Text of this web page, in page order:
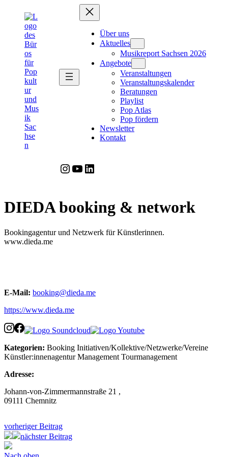
springen
Über uns
Aktuelles
Musikreport Sachsen 2026
Angebote
Veranstaltungen
Veranstaltungskalender
Beratungen
Playlist
Pop Atlas
Pop fördern
Newsletter
Kontakt
Instagram YouTube LinkedIn
DIEDA booking & network
Bookingagentur und Netzwerk für Künstlerinnen.
www.dieda.me
E-Mail: booking@dieda.me
https://www.dieda.me
Kategorien: Booking Initiativen/Kollektive/Netzwerke/Vereine
Künstler:innenagentur Management Tourmanagement
Adresse:
Johann-von-Zimmermannstraße 21 ,
09111 Chemnitz
vorheriger Beitrag
nächster Beitrag